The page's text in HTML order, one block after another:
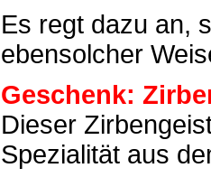
Es regt dazu an,
ebensolcher
Geschenk:
Dieser
Spezialität aus